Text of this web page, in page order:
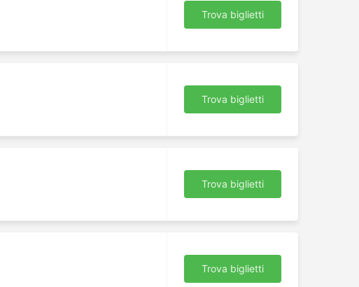
Trova biglietti
Trova biglietti
Trova biglietti
Trova biglietti